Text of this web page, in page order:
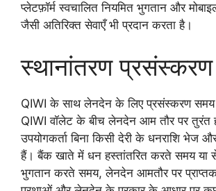
प्लेटफ़ॉर्म स्वचालित नियमित भुगतान और
जैसी अतिरिक्त सेवाएँ भी प्रदान करता है।
स्थानांतरण
QIWI के साथ लेनदेन के लिए प्रसंस्करण
QIWI वॉलेट के बीच लेनदेन आम तौर पर तुरंत
उपयोगकर्ता बिना किसी देरी के धनराशि भेज
हैं। बैंक खाते में धन हस्तांतरित करते समय या
भुगतान करते समय, लेनदेन आमतौर पर